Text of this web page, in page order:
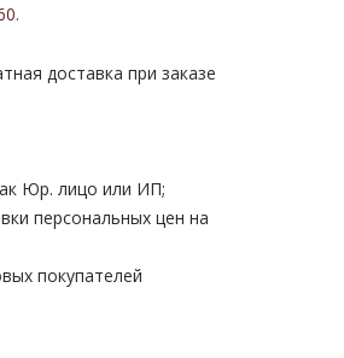
.
доставка при заказе
Юр. лицо или ИП;
персональных цен на
покупателей